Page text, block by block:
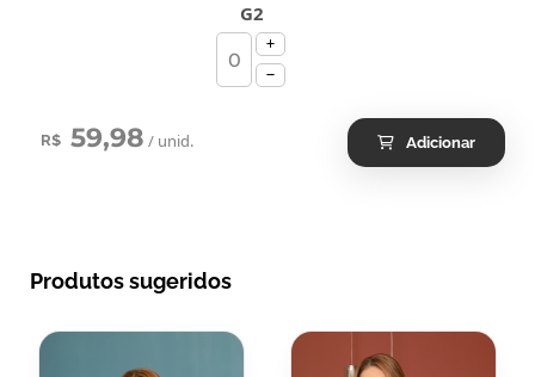
G2
R$ 59,98 / unid. Adicionar
Produtos sugeridos